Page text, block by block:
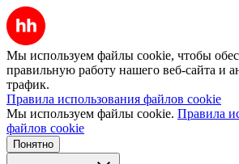
Мы используем файлы cookie, чтобы
правильную работу нашего веб-сайта и
трафик.
Правила использования файлов cookie
Мы используем файлы cookie. Правила
файлов cookie
Понятно